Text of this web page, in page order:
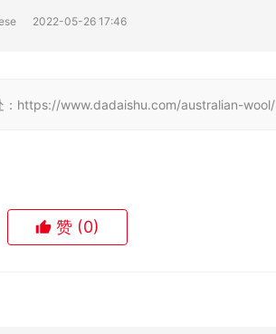
：https://www.dadaishu.com/australian-wool/
赞 (0)